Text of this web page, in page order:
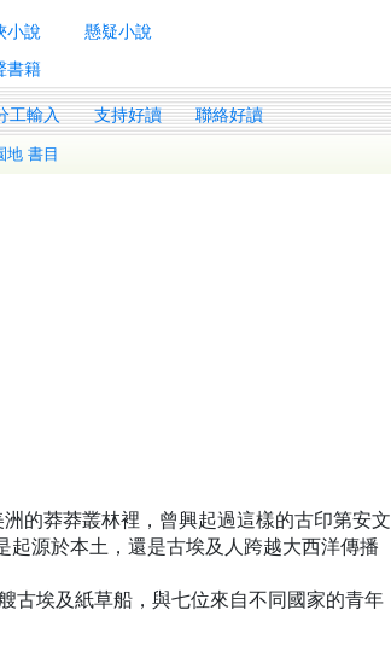
小說
懸疑小說
書籍
工輸入 支持好讀 聯絡好讀
地 書目
的莽莽叢林裡，曾興起過這樣的古印第安文
源於本土，還是古埃及人跨越大西洋傳播
古埃及紙草船，與七位來自不同國家的青年